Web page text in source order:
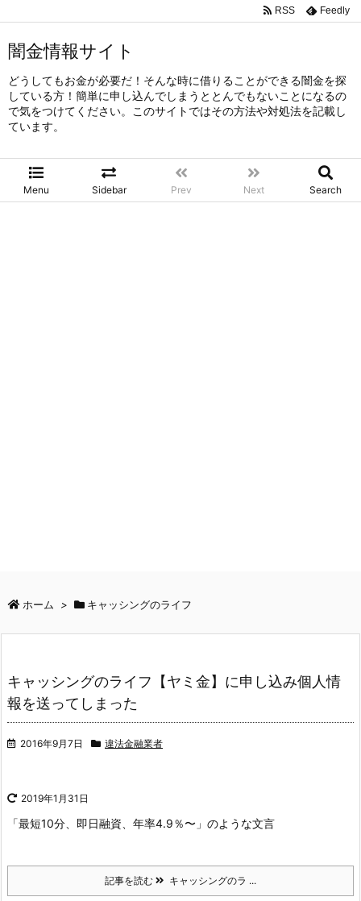
闇金情報サイト
どうしてもお金が必要だ！そんな時に借りることができる闇金を探
している方！簡単に申し込んでしまうととんでもないことになるの
で気をつけてください。このサイトではその方法や対処法を記載し
ています。
Menu Sidebar Prev Next Search
RSS Feedly
ホーム > キャッシングのライフ
キャッシングのライフ【ヤミ金】に申し込み個人情
報を送ってしまった
2016年9月7日 違法金融業者
2019年1月31日
「最短10分、即日融資、年率4.9％〜」のような文言
記事を読む キャッシングのラ ...